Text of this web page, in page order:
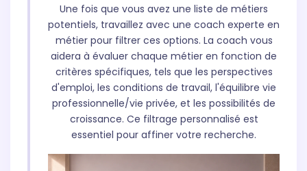
Une fois que vous avez une liste de métiers
potentiels, travaillez avec une coach experte en
métier pour filtrer ces options. La coach vous
aidera à évaluer chaque métier en fonction de
critères spécifiques, tels que les perspectives
d'emploi, les conditions de travail, l'équilibre vie
professionnelle/vie privée, et les possibilités de
croissance. Ce filtrage personnalisé est
essentiel pour affiner votre recherche.